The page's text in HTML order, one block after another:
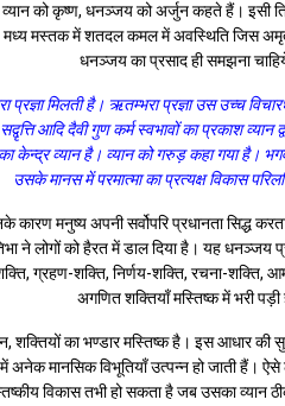
को कृष्ण, धनञ्जय को अर्जुन कहते हैं। इसी
मध्य मस्तक में शतदल कमल में अवस्थिति जिस
धनञ्जय का प्रसाद ही समझना
प्रज्ञा मिलती है। ऋतम्भरा प्रज्ञा उस उच्च
आदि दैवी गुण कर्म स्वभावों का प्रकाश व्यान
का केन्द्र व्यान है। व्यान को गरुड़ कहा गया है।
उसके मानस में परमात्मा का प्रत्यक्ष विकास
मनुष्य अपनी सर्वोपरि प्रधानता सिद्ध
ने लोगों को हैरत में डाल दिया है। यह
ग्रहण-शक्ति, निर्णय-शक्ति, रचना-शक्ति,
अगणित शक्तियाँ मस्तिष्क में भरी
शक्तियों का भण्डार मस्तिष्क है। इस आधार
मानसिक विभूतियाँ उत्पन्न हो जाती हैं।
विकास तभी हो सकता है जब उसका व्यान